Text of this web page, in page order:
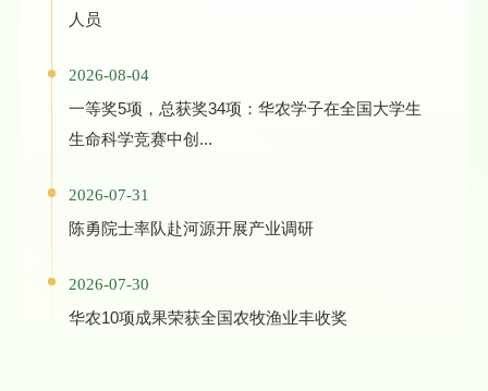
人员
2026-08-04
一等奖5项，总获奖34项：华农学子在全国大学生
生命科学竞赛中创...
2026-07-31
陈勇院士率队赴河源开展产业调研
2026-07-30
华农10项成果荣获全国农牧渔业丰收奖